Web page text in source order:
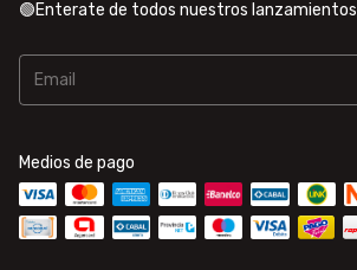
🟢Enterate de todos nuestros
Medios de pago